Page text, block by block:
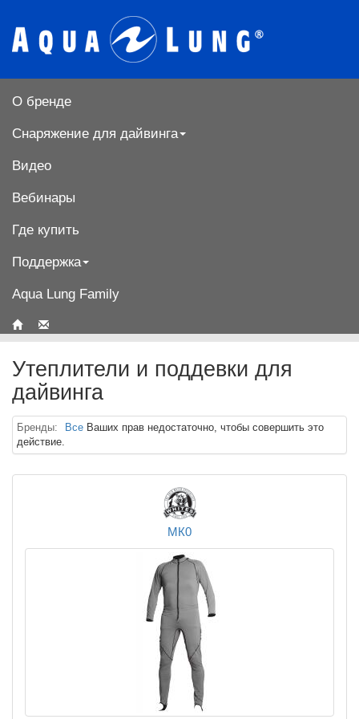
О бренде
Снаряжение для дайвинга
Видео
Вебинары
Где купить
Поддержка
Aqua Lung Family
Утеплители и поддевки для
дайвинга
Бренды: Все Ваших прав недостаточно, чтобы совершить это
действие.
МК0